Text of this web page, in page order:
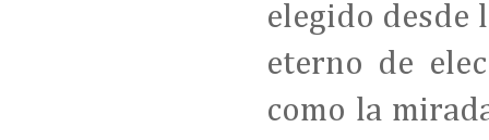
elegido desde
eterno de
como la